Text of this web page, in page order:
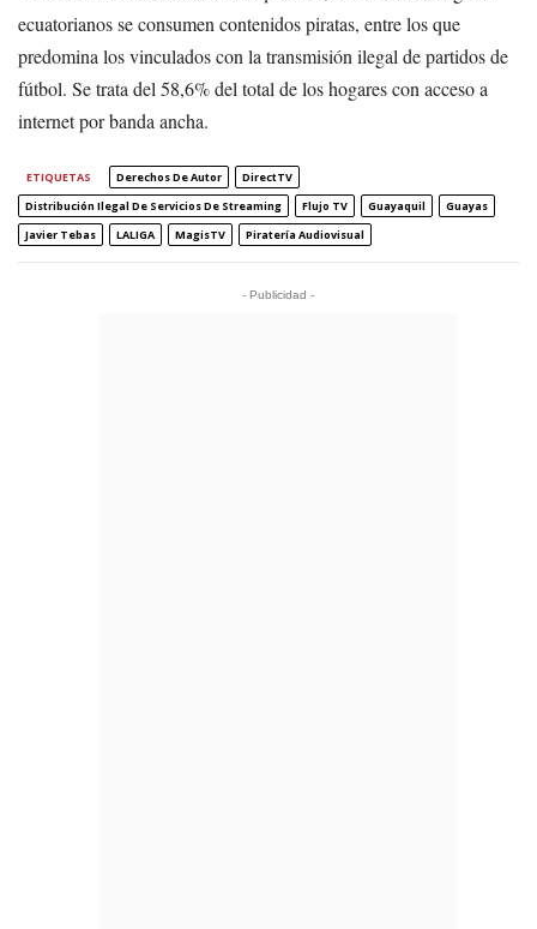
ecuatorianos se consumen contenidos piratas, entre los que
predomina los vinculados con la transmisión ilegal de partidos de
fútbol. Se trata del 58,6% del total de los hogares con acceso a
internet por banda ancha.
ETIQUETAS Derechos De Autor
DirectTV
Distribución Ilegal De Servicios De Streaming
Flujo TV Guayaquil
Guayas
Javier Tebas
LALIGA MagisTV Piratería Audiovisual
- Publicidad -